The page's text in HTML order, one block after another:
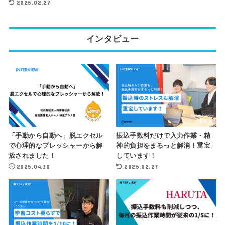
2025.02.27
インタビュー
「手動から自動へ」脱エクセル
で心理的なプレッシャーから解
放されました！
2025.04.30
振込手数料だけで入力作業・精
神的負担をまるっと解消！重宝
しています！
2025.02.27